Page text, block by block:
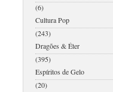
(6)
Cultura Pop
(243)
Dragões & Éter
(395)
Espíritos de Gelo
(20)